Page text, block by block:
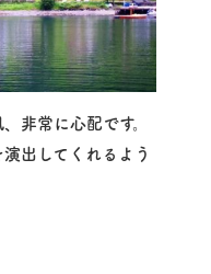
非常に心配です。
出してくれるよう